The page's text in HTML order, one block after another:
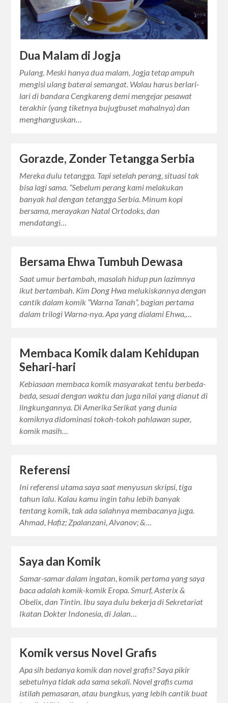
Dua Malam di Jogja
Pulang. Meski hanya dua malam, Jogja tetap ampuh
mengisi ulang baterai semangat. Walau harus berlari-
lari di bandara Cengkareng demi mengejar pesawat
terakhir (yang tiketnya bujugbuset mahalnya) dan
menghanguskan…
Gorazde, Zonder Tetangga Serbia
Mereka dulu tetangga. Tapi setelah perang, situasi tak
bisa lagi sama. “Sebelum perang kami melakukan
banyak hal dengan tetangga Serbia. Minum kopi
bersama, merayakan Natal Ortodoks, dan
mendatangi…
Bersama Ehwa Tumbuh Dewasa
Saat umur bertambah, masalah hidup pun lazimnya
ikut bertambah. Kim Dong Hwa melukiskannya dengan
cantik dalam komik “Warna Tanah”, bagian pertama
dalam trilogi Warna-nya. Apa yang dialami Ehwa,…
Membaca Komik dalam Kehidupan
Sehari-hari
Kebiasaan membaca komik masyarakat tentu berbeda-
beda, sesuai dengan waktu dan juga nilai yang dianut di
lingkungannya. Di Amerika Serikat yang dunia
komiknya didominasi tokoh-tokoh pahlawan super,
komik masih…
Referensi
Ini referensi utama saya saat menyusun skripsi, tiga
tahun lalu. Kalau kamu ingin tahu lebih banyak
tentang komik, tak ada salahnya membacanya juga.
Ahmad, Hafiz; Zpalanzani, Alvanov; &…
Saya dan Komik
Samar-samar dalam ingatan, komik pertama yang saya
baca adalah komik-komik Eropa. Smurf, Asterix &
Obelix, dan Tintin. Ibu saya dulu bekerja di Sekretariat
Ikatan Dokter Indonesia, di Jalan…
Komik versus Novel Grafis
Apa sih bedanya komik dan novel grafis? Saya pikir
sebetulnya tidak ada sama sekali. Novel grafis cuma
istilah pemasaran, atau bungkus, yang lebih cantik buat